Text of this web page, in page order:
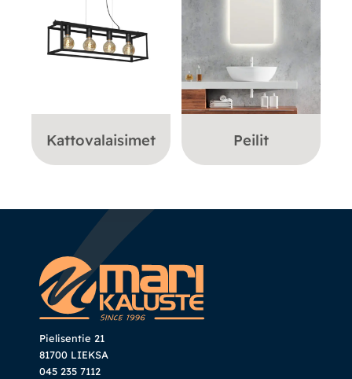
Kattovalaisimet Peilit
Pielisentie 21
81700 LIEKSA
045 235 7112